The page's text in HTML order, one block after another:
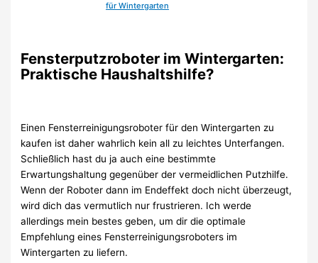
für Wintergarten
Fensterputzroboter im Wintergarten:
Praktische Haushaltshilfe?
Einen Fensterreinigungsroboter für den Wintergarten zu
kaufen ist daher wahrlich kein all zu leichtes Unterfangen.
Schließlich hast du ja auch eine bestimmte
Erwartungshaltung gegenüber der vermeidlichen Putzhilfe.
Wenn der Roboter dann im Endeffekt doch nicht überzeugt,
wird dich das vermutlich nur frustrieren. Ich werde
allerdings mein bestes geben, um dir die optimale
Empfehlung eines Fensterreinigungsroboters im
Wintergarten zu liefern.